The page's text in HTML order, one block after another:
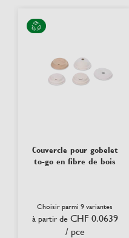
Couvercle pour gobelet
to-go en fibre de bois
Choisir parmi 9 variantes
à partir de CHF 0.0639
/ pce